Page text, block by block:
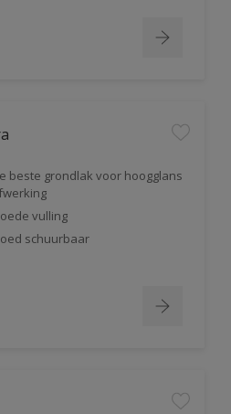
beste grondlak voor hoogglans
vulling
schuurbaar